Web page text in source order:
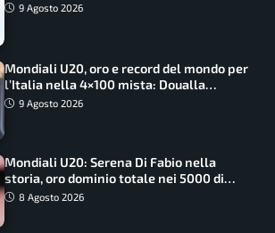
9 Agosto 2026
Mondiali U20, oro e record del mondo per
l’Italia nella 4×100 mista: Doualla
straordinaria
9 Agosto 2026
Mondiali U20: Serena Di Fabio nella
storia, oro dominio totale nei 5000 di
marcia
8 Agosto 2026